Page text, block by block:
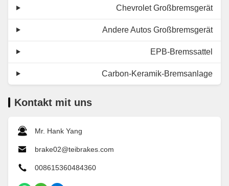
Chevrolet Großbremsgerät
Andere Autos Großbremsgerät
EPB-Bremssattel
Carbon-Keramik-Bremsanlage
Kontakt mit uns
Mr. Hank Yang
brake02@teibrakes.com
008615360484360